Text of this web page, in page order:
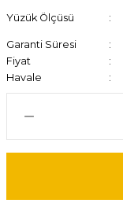
Yüzük Ölçüsü
Garanti Süresi
Fiyat
Havale